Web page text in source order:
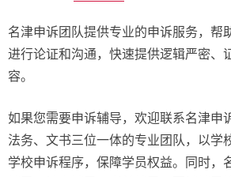
名津申诉团队提供专业的申诉服务，帮
进行论证和沟通，快速提供逻辑严密、
容。
如果您需要申诉辅导，欢迎联系名津申
法务、文书三位一体的专业团队，以学
学校申诉程序，保障学员权益。同时，